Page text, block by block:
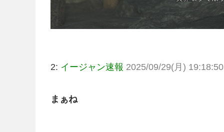
2: イージャン速報 2025/09/29(月)
まぁね